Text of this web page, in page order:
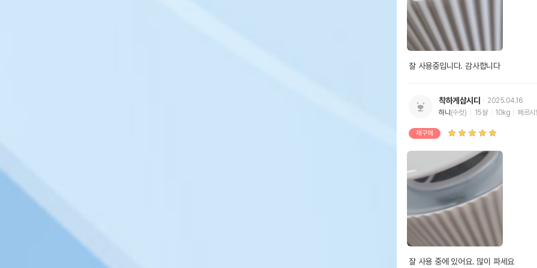
잘 사용중입니다. 감사합니다
착하게삽시다
2025.04.16
하니(수컷) 15살 10kg 페르시
재구매
잘 사용 중에 있어요. 많이 파세요